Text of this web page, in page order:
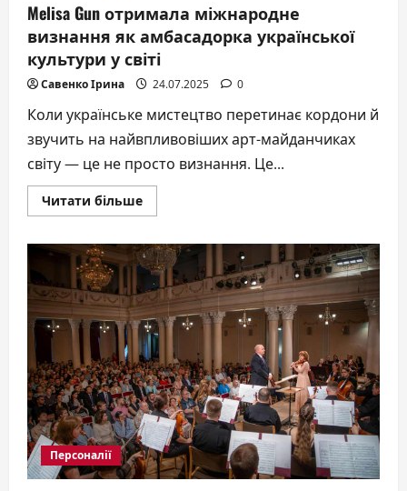
Melisa Gun отримала міжнародне
визнання як амбасадорка української
культури у світі
Савенко Ірина 24.07.2025 0
Коли українське мистецтво перетинає кордони й
звучить на найвпливовіших арт-майданчиках
світу — це не просто визнання. Це...
Читати більшеДокладніше
про
отримала
міжнародне
визнання
як
амбасадорка
української
культури
у
світі
Персоналії